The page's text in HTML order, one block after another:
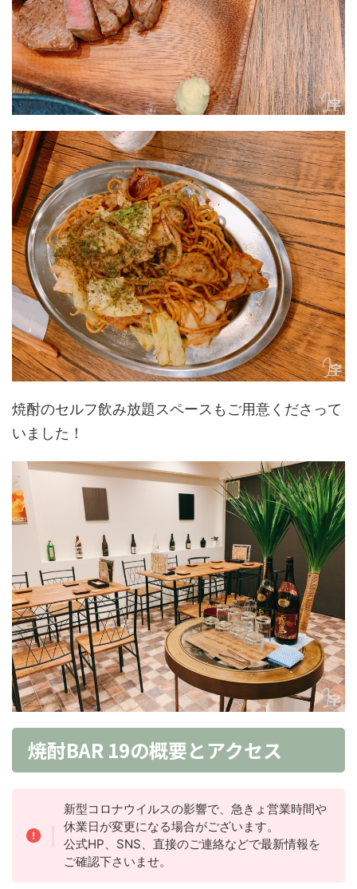
焼酎のセルフ飲み放題スペースもご用意くださって
いました！
焼酎BAR 19の概要とアクセス
新型コロナウイルスの影響で、急きょ営業時間や
休業日が変更になる場合がございます。
公式HP、SNS、直接のご連絡などで最新情報を
ご確認下さいませ。